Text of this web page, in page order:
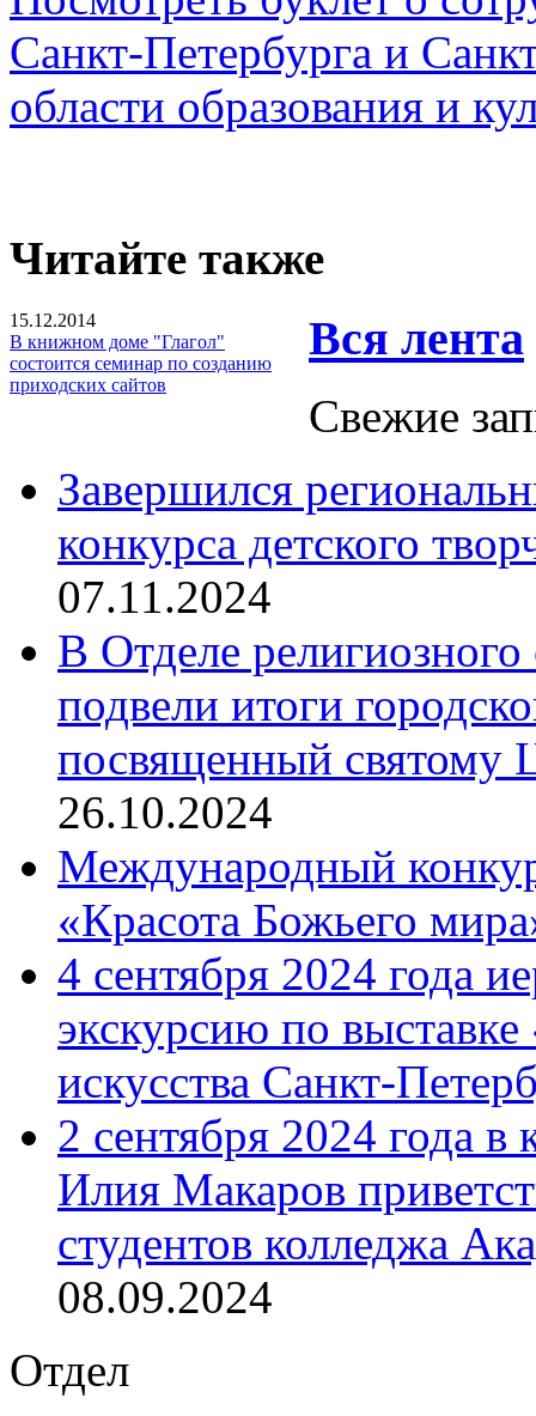
Санкт-Петербурга и
области образования и
Читайте также
15.12.2014
В книжном доме "Глагол"
состоится семинар по созданию
приходских сайтов
Вся лента
Свежие
Завершился
конкурса детского
07.11.2024
В Отделе религиозного
подвели итоги
посвященный святому
26.10.2024
Международный
«Красота Божьего
4 сентября 2024 года
экскурсию по
искусства Санкт-
2 сентября 2024 года
Илия Макаров
студентов колледжа
08.09.2024
Отдел